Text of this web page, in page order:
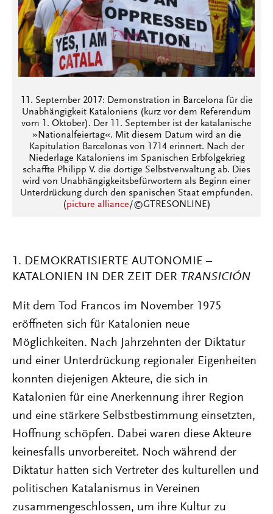
11. September 2017: Demonstration in Barcelona für die
Unabhängigkeit Kataloniens (kurz vor dem Referendum
vom 1. Oktober). Der 11. September ist der katalanische
»Nationalfeiertag«. Mit diesem Datum wird an die
Kapitulation Barcelonas von 1714 erinnert. Nach der
Niederlage Kataloniens im Spanischen Erbfolgekrieg
schaffte Philipp V. die dortige Selbstverwaltung ab. Dies
wird von Unabhängigkeitsbefürwortern als Beginn einer
Unterdrückung durch den spanischen Staat empfunden.
(picture alliance/©GTRESONLINE)
1. DEMOKRATISIERTE AUTONOMIE –
KATALONIEN IN DER ZEIT DER TRANSICIÓN
Mit dem Tod Francos im November 1975
eröffneten sich für Katalonien neue
Möglichkeiten. Nach Jahrzehnten der Diktatur
und einer Unterdrückung regionaler Eigenheiten
konnten diejenigen Akteure, die sich in
Katalonien für eine Anerkennung ihrer Region
und eine stärkere Selbstbestimmung einsetzten,
Hoffnung schöpfen. Dabei waren diese Akteure
keinesfalls unvorbereitet. Noch während der
Diktatur hatten sich Vertreter des kulturellen und
politischen Katalanismus in Vereinen
zusammengeschlossen, um ihre Kultur zu